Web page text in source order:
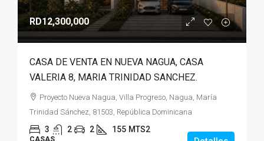
RD12,300,000
CASA DE VENTA EN NUEVA NAGUA, CASA
VALERIA 8, MARIA TRINIDAD SANCHEZ.
Proyecto Nueva Nagua, Villa Progreso, Nagua, María
Trinidad Sánchez, 81503, República Dominicana
3 2 2 155 MTS2